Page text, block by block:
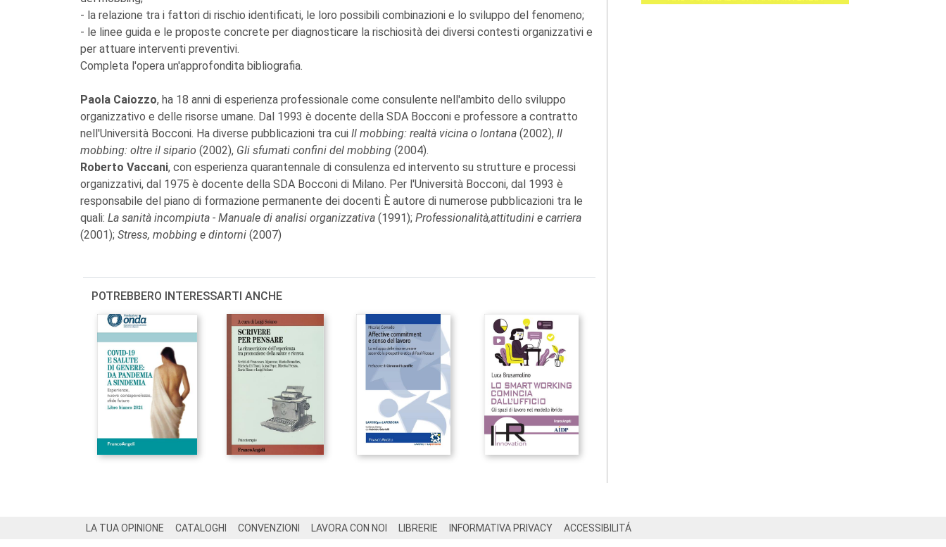
- la relazione tra i fattori di rischio identificati, le loro possibili combinazioni e lo sviluppo del fenomeno;
- le linee guida e le proposte concrete per diagnosticare la rischiosità dei diversi contesti organizzativi e
per attuare interventi preventivi.
Completa l'opera un'approfondita bibliografia.
Paola Caiozzo, ha 18 anni di esperienza professionale come consulente nell'ambito dello sviluppo
organizzativo e delle risorse umane. Dal 1993 è docente della SDA Bocconi e professore a contratto
nell'Università Bocconi. Ha diverse pubblicazioni tra cui Il mobbing: realtà vicina o lontana (2002), Il
mobbing: oltre il sipario (2002), Gli sfumati confini del mobbing (2004).
Roberto Vaccani, con esperienza quarantennale di consulenza ed intervento su strutture e processi
organizzativi, dal 1975 è docente della SDA Bocconi di Milano. Per l'Università Bocconi, dal 1993 è
responsabile del piano di formazione permanente dei docenti È autore di numerose pubblicazioni tra le
quali: La sanità incompiuta - Manuale di analisi organizzativa (1991); Professionalità,attitudini e carriera
(2001); Stress, mobbing e dintorni (2007)
POTREBBERO INTERESSARTI ANCHE
LA TUA OPINIONE CATALOGHI CONVENZIONI LAVORA CON NOI LIBRERIE INFORMATIVA PRIVACY ACCESSIBILITÁ